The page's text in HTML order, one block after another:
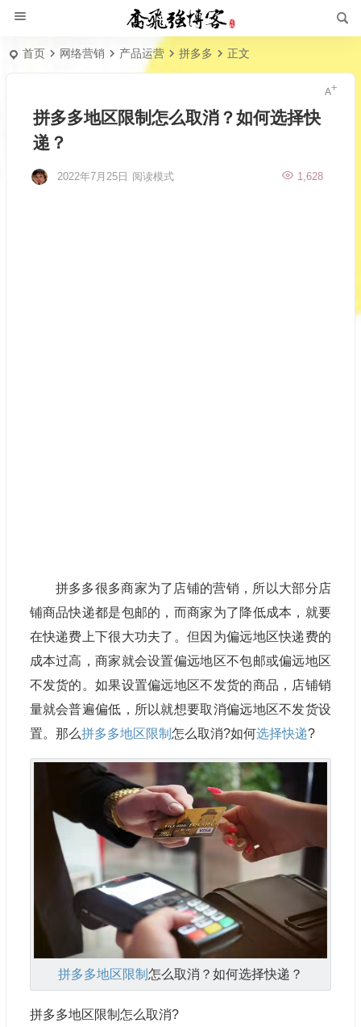
首页 网络营销 产品运营 拼多多 正文
拼多多地区限制怎么取消？如何选择快
递？
2022年7月25日 1,628
阅读模式
拼多多很多商家为了店铺的营销，所以大部分店
铺商品快递都是包邮的，而商家为了降低成本，就要
在快递费上下很大功夫了。但因为偏远地区快递费的
成本过高，商家就会设置偏远地区不包邮或偏远地区
不发货的。如果设置偏远地区不发货的商品，店铺销
量就会普遍偏低，所以就想要取消偏远地区不发货设
置。那么拼多多地区限制 怎么取消?如何选择快递?
拼多多地区限制 怎么取消？如何选择快递？
拼多多地区限制怎么取消?